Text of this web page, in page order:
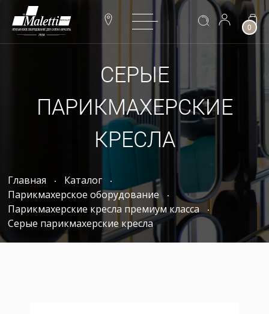
0
СЕРЫЕ
ПАРИКМАХЕРСКИЕ
КРЕСЛА
Главная
Каталог
Парикмахерское оборудование
Парикмахерские кресла премиум класса
Серые парикмахерские кресла